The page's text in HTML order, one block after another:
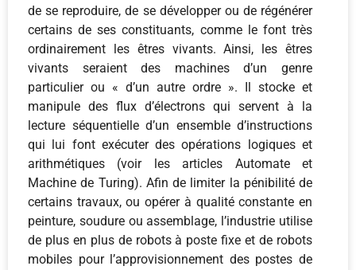
de se reproduire, de se développer ou de régénérer
certains de ses constituants, comme le font très
ordinairement les êtres vivants. Ainsi, les êtres
vivants seraient des machines d’un genre
particulier ou « d’un autre ordre ». Il stocke et
manipule des flux d’électrons qui servent à la
lecture séquentielle d’un ensemble d’instructions
qui lui font exécuter des opérations logiques et
arithmétiques (voir les articles Automate et
Machine de Turing). Afin de limiter la pénibilité de
certains travaux, ou opérer à qualité constante en
peinture, soudure ou assemblage, l’industrie utilise
de plus en plus de robots à poste fixe et de robots
mobiles pour l’approvisionnement des postes de